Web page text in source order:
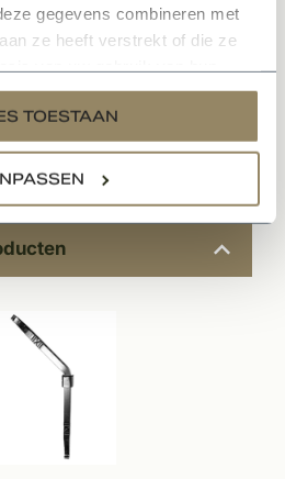
gegevens combineren met
ze heeft verstrekt of die ze
TOESTAAN
is.